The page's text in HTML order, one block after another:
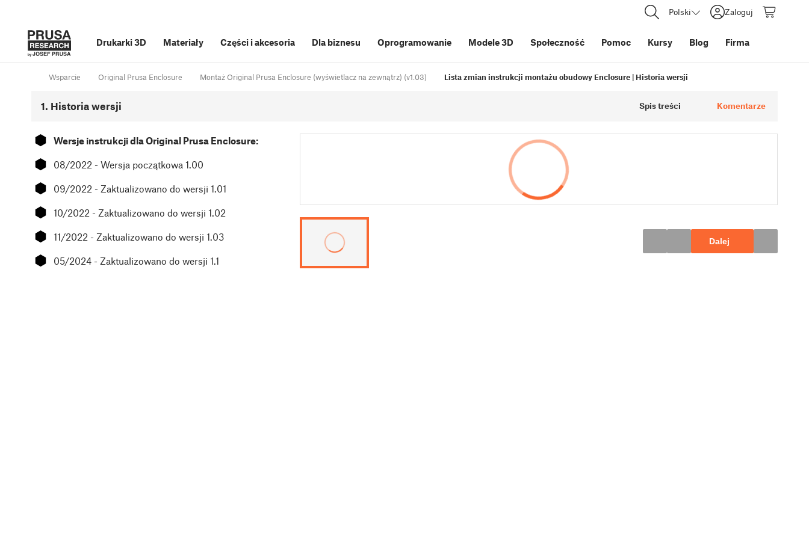
Polski Zaloguj
Drukarki 3D Materiały Części i akcesoria Dla biznesu Oprogramowanie Modele 3D Społeczność Pomoc Kursy Blog Firma
Wsparcie Original Prusa Enclosure Montaż Original Prusa Enclosure (wyświetlacz na zewnątrz) (v1.03) Lista zmian instrukcji montażu obudowy Enclosure | Historia wersji
1. Historia wersji Spis treści Komentarze
⬢ Wersje instrukcji dla Original Prusa Enclosure:
⬢ 08/2022 - Wersja początkowa 1.00
⬢ 09/2022 - Zaktualizowano do wersji 1.01
⬢ 10/2022 - Zaktualizowano do wersji 1.02
⬢ 11/2022 - Zaktualizowano do wersji 1.03
⬢ 05/2024 - Zaktualizowano do wersji 1.1
Dalej